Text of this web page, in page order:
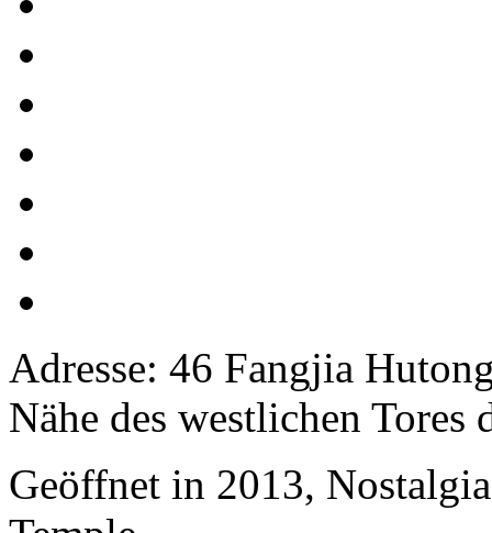
Adresse: 46 Fangjia
Nähe des westlichen Tores
Geöffnet in 2013,